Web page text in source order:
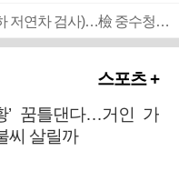
■ 검사 신분 버리고 직급하향(10년 이하 저연차 검사)…檢 중수청행 기피
스포츠 +
’ 꿈틀댄다…거인 가
씨 살릴까